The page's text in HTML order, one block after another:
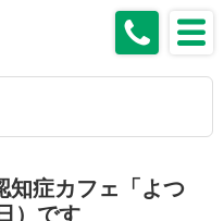
知症カフェ「よつ
）です